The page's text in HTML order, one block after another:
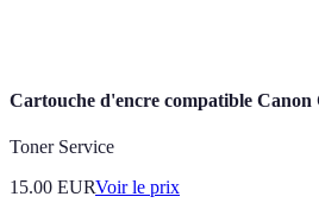
Cartouche d'encre compatible
Toner Service
15.00 EURVoir le prix